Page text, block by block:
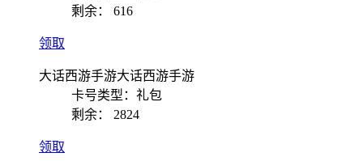
剩余：
616
领取
大话西游手游大话西游手游
卡号类型：礼包
剩余：
2824
领取